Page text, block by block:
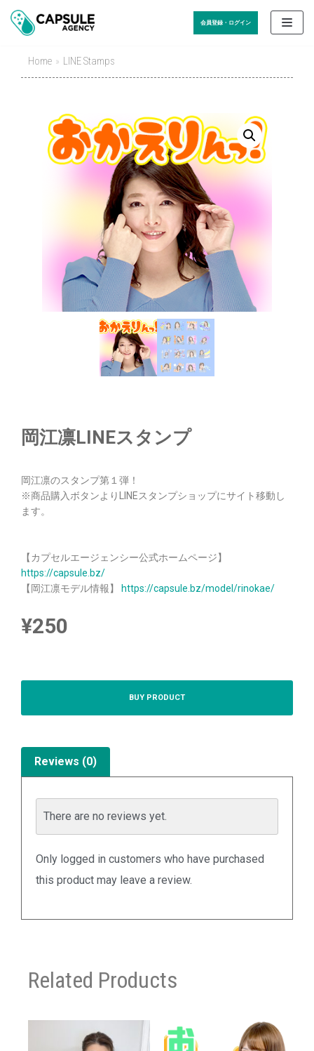
Skip
to
会員登録・ログイン
Home » LINE Stamps
岡江凛LINEスタンプ
岡江凛のスタンプ第１弾！
※商品購入ボタンよりLINEスタンプショップにサイト移動し
ます。
【カプセルエージェンシー公式ホームページ】
https://capsule.bz/
【岡江凛モデル情報】
https://capsule.bz/model/rinokae/
¥250
BUY PRODUCT
Reviews (0)
There are no reviews yet.
Only logged in customers who have purchased
this product may leave a review.
Related Products